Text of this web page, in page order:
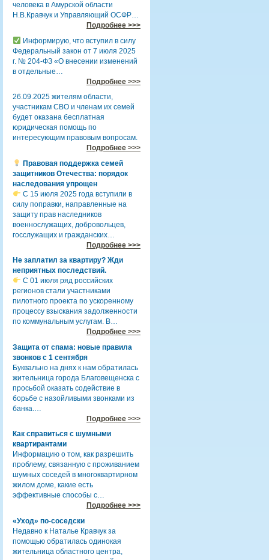
человека в Амурской области
Н.В.Кравчук и Управляющий ОСФР…
Подробнее >>>
Информирую, что вступил в силу
Федеральный закон от 7 июля 2025
г. № 204-ФЗ «О внесении изменений
в отдельные…
Подробнее >>>
26.09.2025 жителям области,
участникам СВО и членам их семей
будет оказана бесплатная
юридическая помощь по
интересующим правовым вопросам.
Подробнее >>>
Правовая поддержка семей
защитников Отечества: порядок
наследования упрощен
С 15 июля 2025 года вступили в
силу поправки, направленные на
защиту прав наследников
военнослужащих, добровольцев,
госслужащих и гражданских…
Подробнее >>>
Не заплатил за квартиру? Жди
неприятных последствий.
С 01 июля ряд российских
регионов стали участниками
пилотного проекта по ускоренному
процессу взыскания задолженности
по коммунальным услугам. В…
Подробнее >>>
Защита от спама: новые правила
звонков с 1 сентября
Буквально на днях к нам обратилась
жительница города Благовещенска с
просьбой оказать содействие в
борьбе с назойливыми звонками из
банка.…
Подробнее >>>
Как справиться с шумными
квартирантами
Информацию о том, как разрешить
проблему, связанную с проживанием
шумных соседей в многоквартирном
жилом доме, какие есть
эффективные способы с…
Подробнее >>>
«Уход» по-соседски
Недавно к Наталье Кравчук за
помощью обратилась одинокая
жительница областного центра,